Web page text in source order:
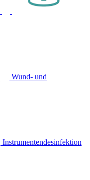
Wund- und
Instrumentendesinfektion